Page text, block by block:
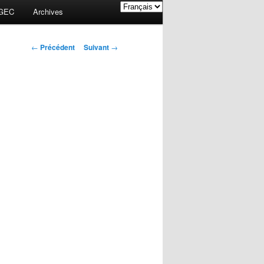
Archives
Navigation des
← Précédent Suivant →